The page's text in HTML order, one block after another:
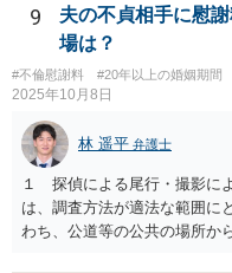
姻費用は慰謝料とは別だと
とどうなんでしょうか？アド
いては、おっしゃる通り別で
２００万円と考えるにしても
いです。 その上で、このま
円なら、５年と少し婚姻費用
万円になりますので、早めに
てアドバイスを受けてみまし
9
夫の不貞相手に慰
場は？
#不倫慰謝料 #20年以上の婚姻期間
2025年10月8日
林 遥平 弁護士
１ 探偵による尾行・撮影に
は、調査方法が適法な範囲に
わち、公道等の公共の場所か